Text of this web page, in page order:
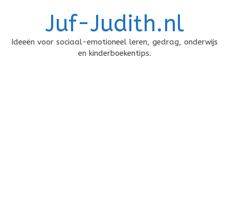
Juf-Judith.nl
Ideeën voor sociaal-emotioneel leren, gedrag, onderwijs
en kinderboekentips.